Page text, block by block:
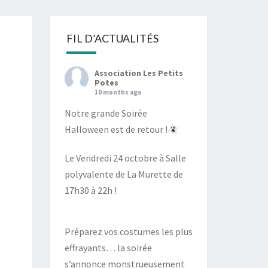
FIL D’ACTUALITÉS
Association Les Petits
Potes
10 months ago
Notre grande Soirée
Halloween est de retour !
Le Vendredi 24 octobre à Salle
polyvalente de La Murette de
17h30 à 22h !
Préparez vos costumes les plus
effrayants… la soirée
s’annonce monstrueusement